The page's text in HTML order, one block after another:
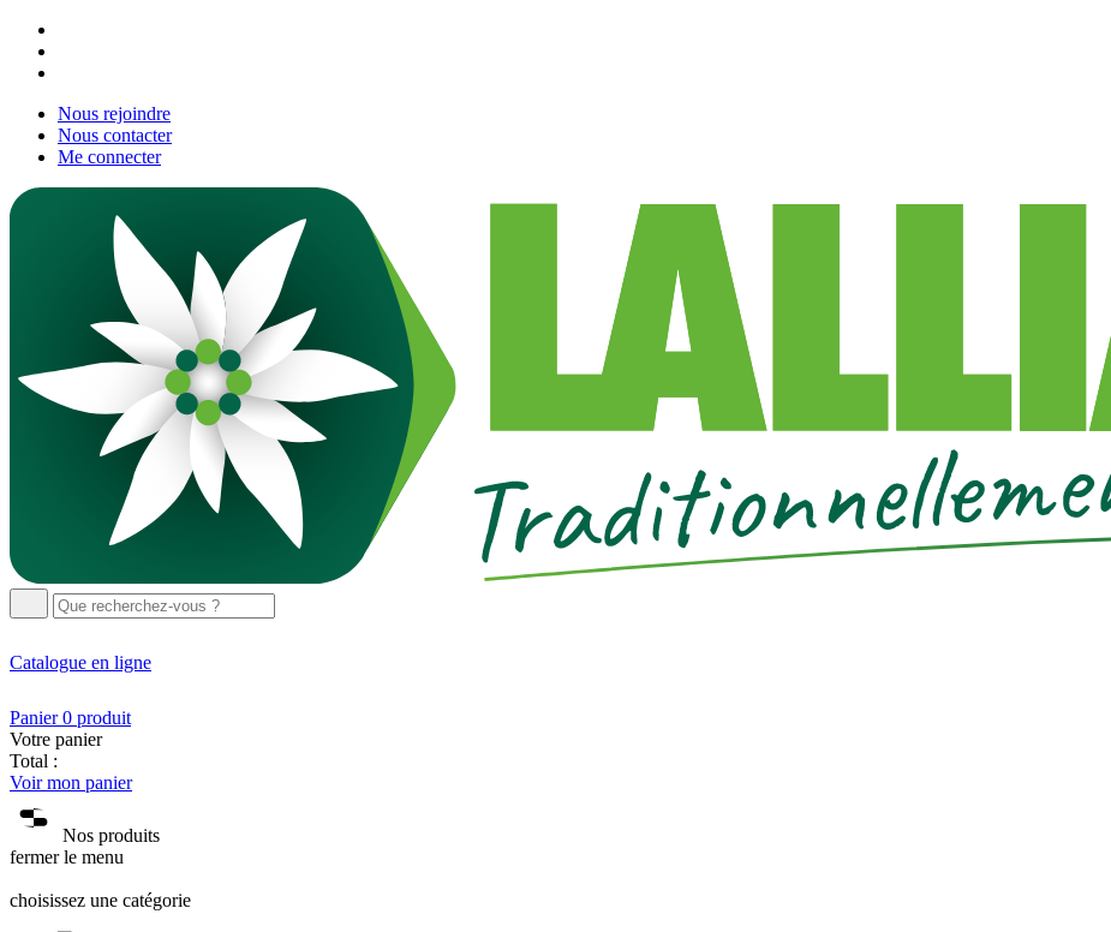
Nous rejoindre
Nous contacter
Me connecter
Catalogue en ligne
Panier 0 produit
Votre panier
Total :
Voir mon panier
Nos produits
fermer le menu
choisissez une catégorie